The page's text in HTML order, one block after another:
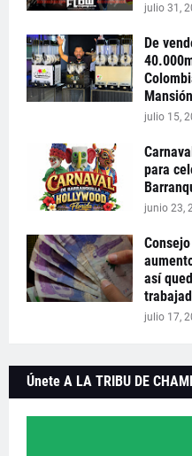
julio 31,
De
julio 15,
para
junio 23,
así
julio 17,
Únete A LA TRIBU DE